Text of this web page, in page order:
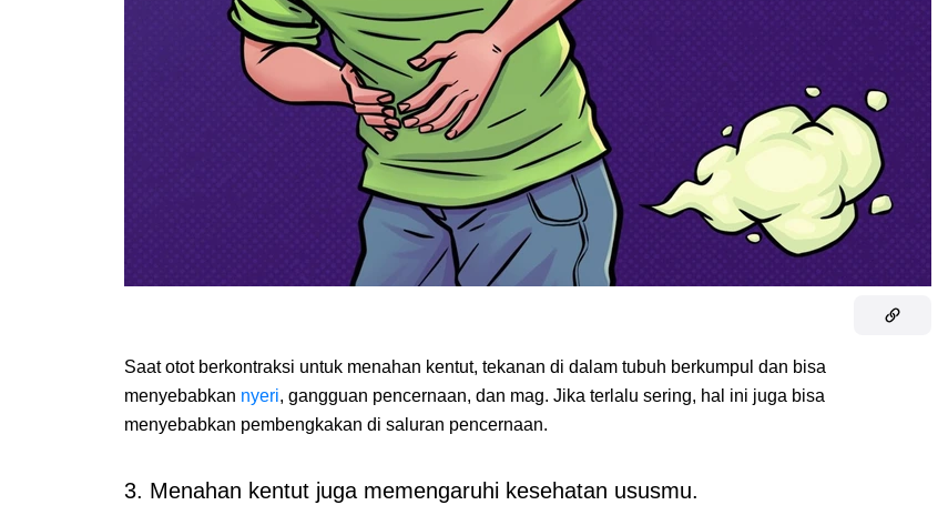
Saat otot berkontraksi untuk menahan kentut, tekanan di dalam tubuh berkumpul dan bisa
menyebabkan nyeri, gangguan pencernaan, dan mag. Jika terlalu sering, hal ini juga bisa
menyebabkan pembengkakan di saluran pencernaan.
3. Menahan kentut juga memengaruhi kesehatan ususmu.